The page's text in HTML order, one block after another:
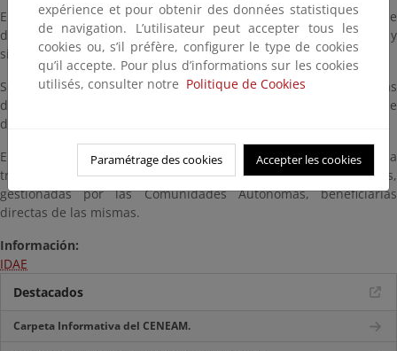
El presupuesto, no obstante, podrá ser ampliado, si existiese
disponibilidad presupuestaria para esta misma finalidad, y
siempre que no hubiera expirado el plazo de vigencia del mismo.
Se podrán presentar solicitudes en las Comunidades Autónomas
desde la fecha establecida en sus convocatorias hasta el 31 de
diciembre de 2023.
El Ministerio para la Transición Ecológica y el Reto Demográfico, a
través del IDAE, coordinará y hará el seguimiento de las ayudas,
gestionadas por las Comunidades Autónomas, beneficiarias
directas de las mismas.
Información:
IDAE
Destacados
Carpeta Informativa del CENEAM.
expérience et pour obtenir des données statistiques
de navigation. L’utilisateur peut accepter tous les
cookies ou, s’il préfère, configurer le type de cookies
qu’il accepte. Pour plus d’informations sur les cookies
utilisés, consulter notre Politique de Cookies
Paramétrage des cookies Accepter les cookies